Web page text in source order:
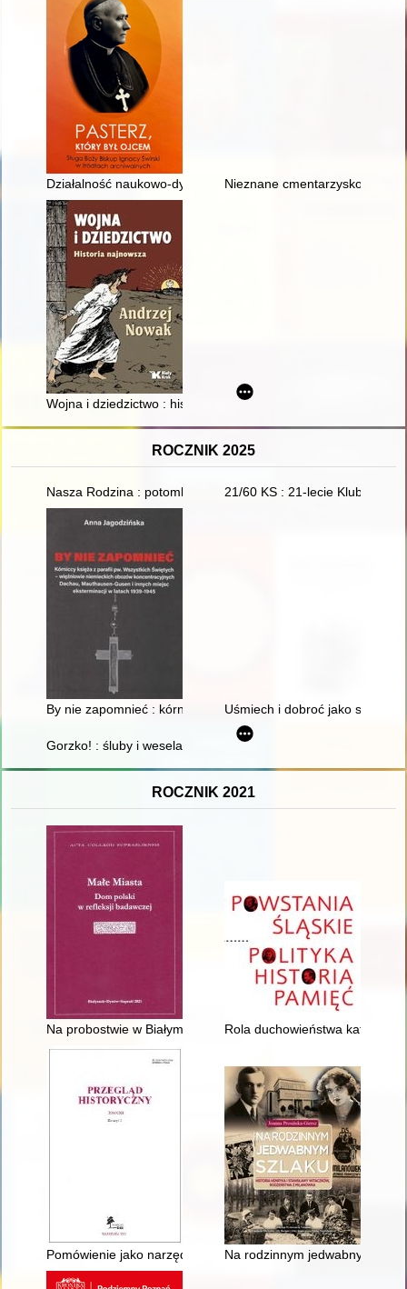
Działalność naukowo-dydaktyczna i duszpasterska ks.
Nieznane cmentarzysko
Wojna i dziedzictwo : historia najnowsza
ROCZNIK 2025
Nasza Rodzina : potomkowie Michała Żebrowskiego ze
21/60 KS : 21-lecie Klubu
By nie zapomnieć : kórniccy księża z parafii pw. Wszystkich
Uśmiech i dobroć jako sposób
Gorzko! : śluby i wesela : 1975-1990 = Bitter! : weddings :
ROCZNIK 2021
Na probostwie w Białymstoku : udział mieszkańców parafii
Rola duchowieństwa
Pomówienie jako narzędzie w rywalizacji między urzędnikami
Na rodzinnym jedwabnym